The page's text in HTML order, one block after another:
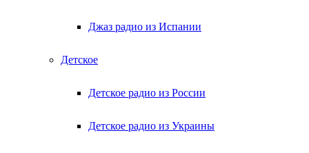
Джаз радио из Испании
Детское
Детское радио из России
Детское радио из Украины